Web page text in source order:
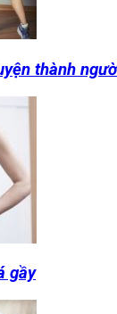
thành
gầy